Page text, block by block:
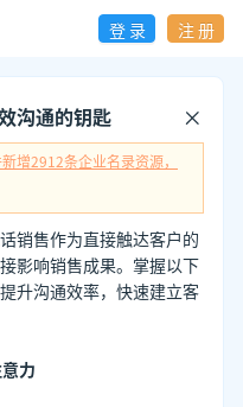
登 录 注 册
沟通的钥匙
增2912条企业名录资源，
销售作为直接触达客户的
影响销售成果。掌握以下
升沟通效率，快速建立客
力